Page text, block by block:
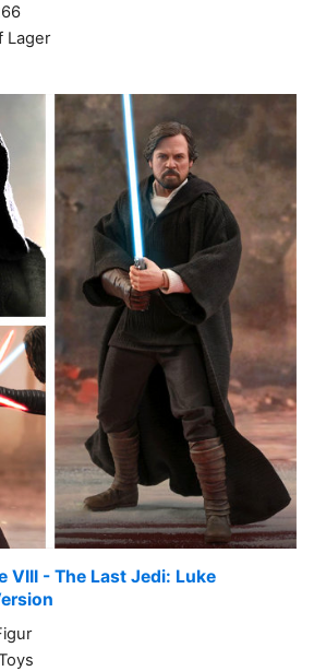
Lager
VIII - The Last Jedi: Luke